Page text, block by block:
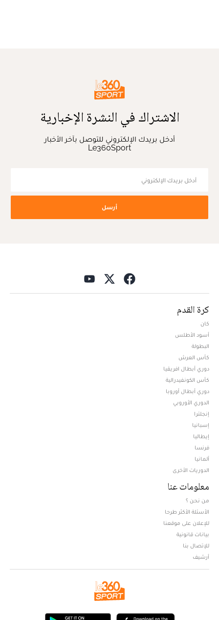
الاشتراك في النشرة الإخبارية
أدخل بريدك الإلكتروني للتوصل بآخر الأخبار
Le360Sport
أرسل
كرة القدم
كان
أسود الأطلس
البطولة
كأس العرش
دوري أبطال افريقيا
كأس الكونفيدرالية
دوري أبطال أوروبا
الدوري الأوروبي
إنجلترا
إسبانيا
إيطاليا
فرنسا
ألمانيا
الدوريات الأخرى
معلومات عنا
من نحن ؟
الأسئلة الأكثر طرحا
للإعلان على موقعنا
بيانات قانونية
للإتصال بنا
أرشيف